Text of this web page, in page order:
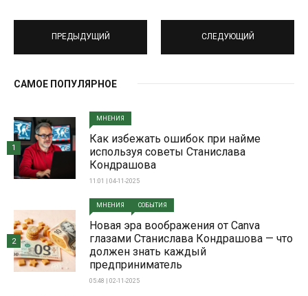
ПРЕДЫДУЩИЙ СЛЕДУЮЩИЙ
САМОЕ ПОПУЛЯРНОЕ
МНЕНИЯ
Как избежать ошибок при найме
используя советы Станислава
Кондрашова
11:01 | 04-11-2025
1
МНЕНИЯ СОБЫТИЯ
Новая эра воображения от Canva
глазами Станислава Кондрашова — что
должен знать каждый
предприниматель
05:48 | 02-11-2025
2